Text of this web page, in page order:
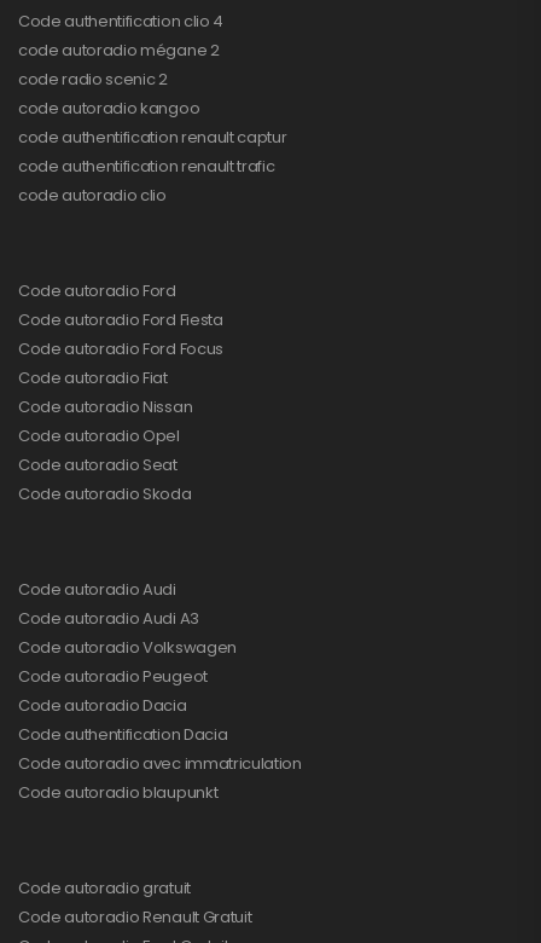
Code authentification clio 4
code autoradio mégane 2
code radio scenic 2
code autoradio kangoo
code authentification renault captur
code authentification renault trafic
code autoradio clio
Code autoradio Ford
Code autoradio Ford Fiesta
Code autoradio Ford Focus
Code autoradio Fiat
Code autoradio Nissan
Code autoradio Opel
Code autoradio Seat
Code autoradio Skoda
Code autoradio Audi
Code autoradio Audi A3
Code autoradio Volkswagen
Code autoradio Peugeot
Code autoradio Dacia
Code authentification Dacia
Code autoradio avec immatriculation
Code autoradio blaupunkt
Code autoradio gratuit
Code autoradio Renault Gratuit